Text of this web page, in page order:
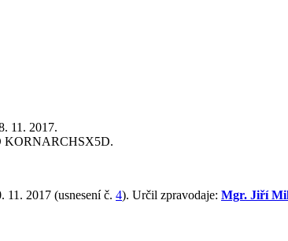
11. 2017.
KORNARCHSX5D.
11. 2017 (usnesení č. 4). Určil zpravodaje: Mgr. Jiří